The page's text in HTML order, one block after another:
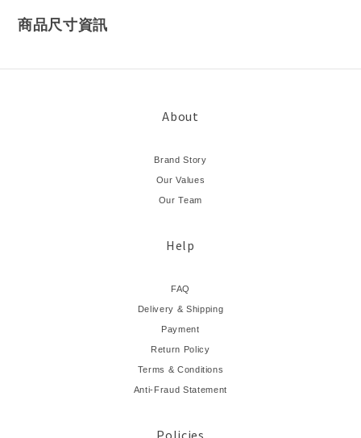
商品尺寸資訊
About
Brand Story
Our Values
Our Team
Help
FAQ
Delivery & Shipping
Payment
Return Policy
Terms & Conditions
Anti-Fraud Statement
Policies